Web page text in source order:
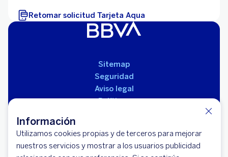
Información
Utilizamos cookies propias y de terceros para mejorar
nuestros servicios y mostrar a los usuarios publicidad
Retomar solicitud Tarjeta Aqua
Sitemap
Seguridad
Aviso legal
Políticas